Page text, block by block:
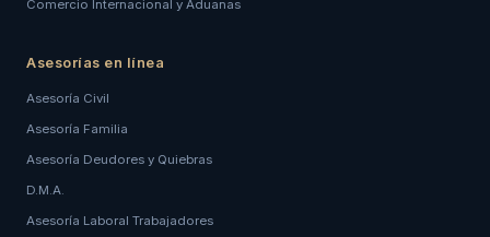
Comercio Internacional y Aduanas
Asesorías en línea
Asesoría Civil
Asesoría Familia
Asesoría Deudores y Quiebras
D.M.A.
Asesoría Laboral Trabajadores